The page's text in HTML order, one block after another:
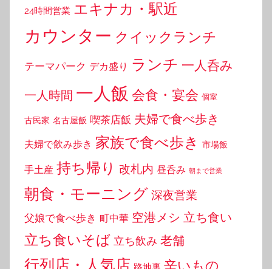
24時間営業 エキナカ・駅近
カウンター クイックランチ
テーマパーク デカ盛り ランチ 一人呑み
一人時間 一人飯 会食・宴会 個室
古民家 名古屋飯 喫茶店飯 夫婦で食べ歩き
夫婦で飲み歩き 家族で食べ歩き 市場飯
手土産 持ち帰り 改札内 昼呑み 朝まで営業
朝食・モーニング 深夜営業
父娘で食べ歩き 町中華 空港メシ 立ち食い
立ち食いそば 立ち飲み 老舗
行列店・人気店 辛いもの